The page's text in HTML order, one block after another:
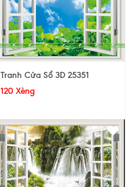
Tranh Cửa Sổ 3D 25351
120 Xèng